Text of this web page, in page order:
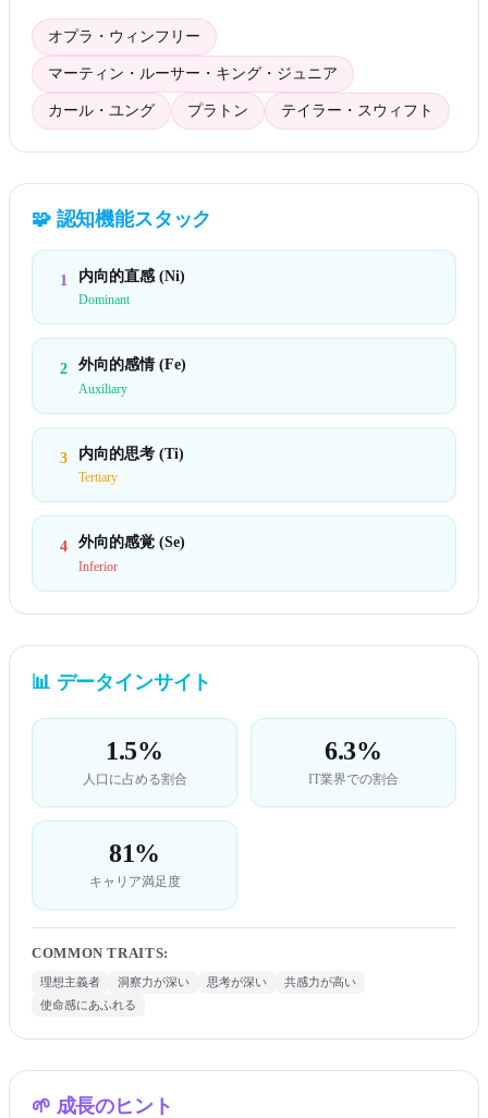
オプラ・ウィンフリー
マーティン・ルーサー・キング・ジュニア
カール・ユング プラトン テイラー・スウィフト
🧩 認知機能スタック
1 内向的直感 (Ni)
Dominant
2 外向的感情 (Fe)
Auxiliary
3 内向的思考 (Ti)
Tertiary
4 外向的感覚 (Se)
Inferior
📊 データインサイト
1.5%
人口に占める割合
6.3%
IT業界での割合
81%
キャリア満足度
COMMON TRAITS:
理想主義者 洞察力が深い 思考が深い
共感力が高い
使命感にあふれる
🌱 成長のヒント